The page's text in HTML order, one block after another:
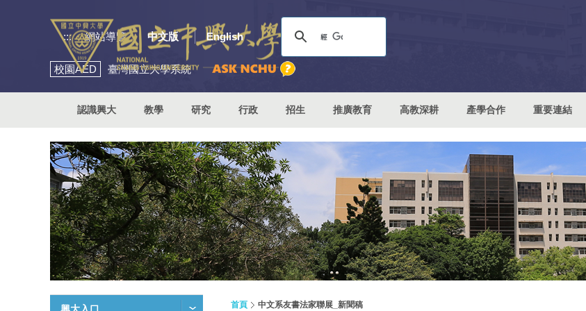
::: 網站導覽 中文版 English
校園AED 臺灣國立大學系統
認識興大 教學 研究 行政 招生 推廣教育 高教深耕 產學合作 重要連結
首頁 中文系友書法家聯展_新聞稿